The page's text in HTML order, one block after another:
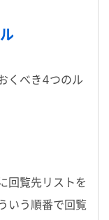
くべき4つのル
回覧先リストを
いう順番で回覧